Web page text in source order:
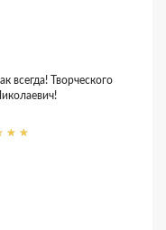
всегда! Творческого